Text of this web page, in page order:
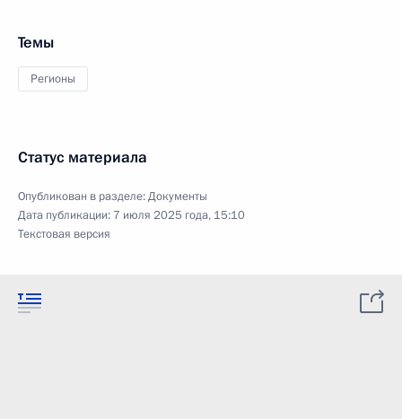
Темы
Регионы
Статус материала
Опубликован в разделе:Документы
Дата публикации: 7 июля 2025 года, 15:10
Текстовая версия